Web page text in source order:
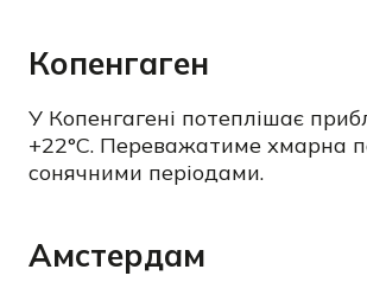
Копенгаген
У Копенгагені потеплішає
+22°C. Переважатиме хмарна
сонячними періодами.
Амстердам